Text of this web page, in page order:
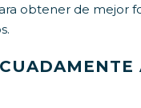
obtener de mejor